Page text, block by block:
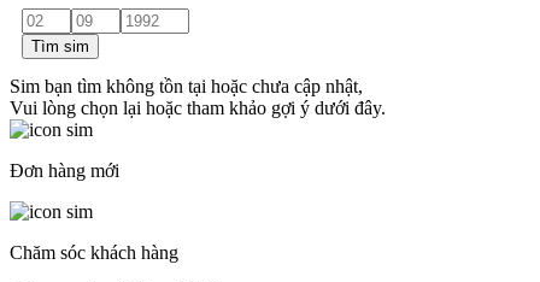
Tìm sim
Sim bạn tìm không tồn tại hoặc chưa cập nhật,
Vui lòng chọn lại hoặc tham khảo gợi ý dưới đây.
Đơn hàng mới
Chăm sóc khách hàng